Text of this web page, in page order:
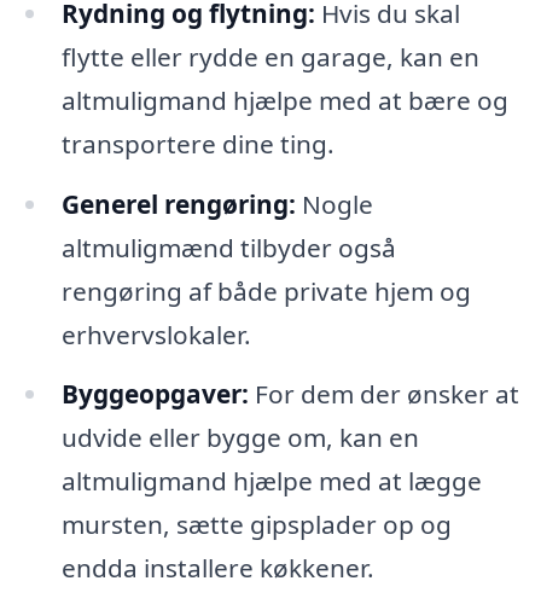
Rydning og flytning: Hvis du skal
flytte eller rydde en garage, kan en
altmuligmand hjælpe med at bære og
transportere dine ting.
Generel rengøring: Nogle
altmuligmænd tilbyder også
rengøring af både private hjem og
erhvervslokaler.
Byggeopgaver: For dem der ønsker at
udvide eller bygge om, kan en
altmuligmand hjælpe med at lægge
mursten, sætte gipsplader op og
endda installere køkkener.